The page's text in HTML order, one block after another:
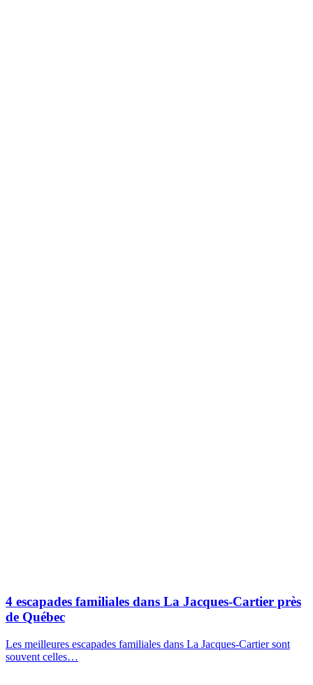
4 escapades familiales dans La Jacques-Cartier près
de Québec
Les meilleures escapades familiales dans La Jacques-Cartier sont
souvent celles…